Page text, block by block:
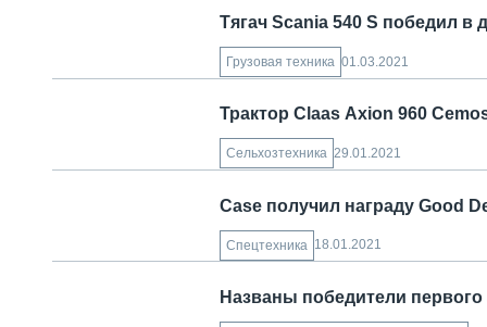
Тягач Scania 540 S победил в
Грузовая техника 01.03.2021
Трактор Claas Axion 960
Сельхозтехника 29.01.2021
Case получил награду Good
Спецтехника 18.01.2021
Названы победители